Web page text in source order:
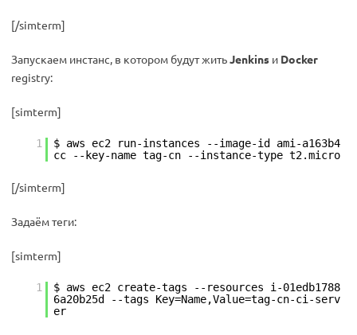
[/simterm]
Запускаем инстанс, в котором будут житьJenkins и Docker
registry:
[simterm]
1
$ aws ec2 run-instances --image-id ami-a163b4
cc --key-name tag-cn --instance-type t2.micro
[/simterm]
Задаём теги:
[simterm]
1
$ aws ec2 create-tags --resources i-01edb1788
6a20b25d --tags Key=Name,Value=tag-cn-ci-serv
er